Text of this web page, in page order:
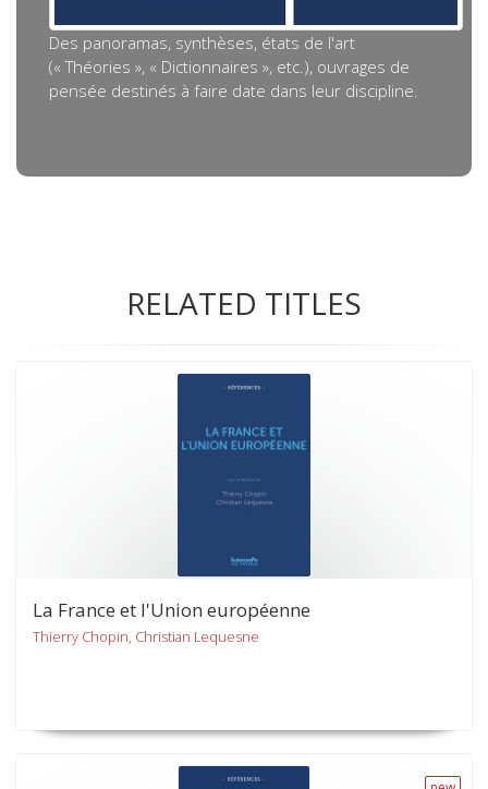
Des panoramas, synthèses, états de l'art
(« Théories », « Dictionnaires », etc.), ouvrages de
pensée destinés à faire date dans leur discipline.
RELATED TITLES
La France et l'Union européenne
Thierry Chopin, Christian Lequesne